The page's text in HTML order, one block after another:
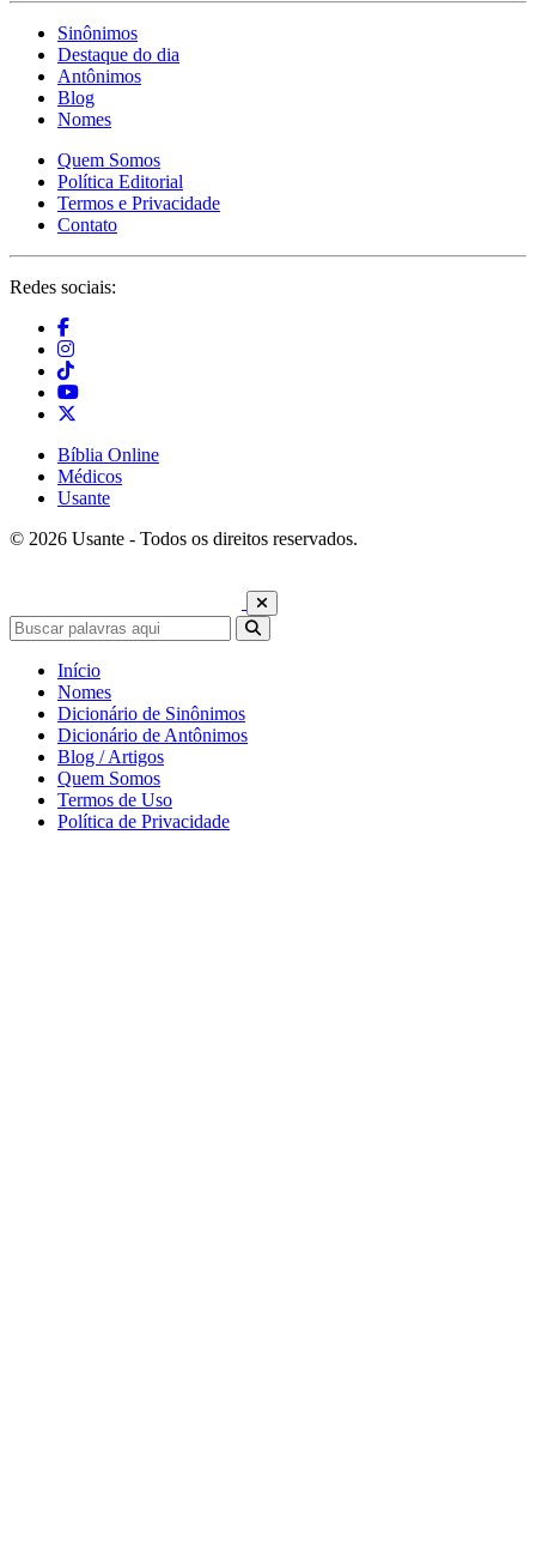
Sinônimos
Destaque do dia
Antônimos
Blog
Nomes
Quem Somos
Política Editorial
Termos e Privacidade
Contato
Redes sociais:
Bíblia Online
Médicos
Usante
© 2026 Usante - Todos os direitos reservados.
Início
Nomes
Dicionário de Sinônimos
Dicionário de Antônimos
Blog / Artigos
Quem Somos
Termos de Uso
Política de Privacidade